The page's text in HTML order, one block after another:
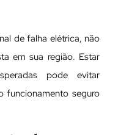
de falha elétrica, não
em sua região. Estar
pode evitar
funcionamento seguro